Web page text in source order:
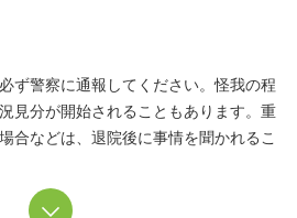
ず警察に通報してください。怪我の程
見分が開始されることもあります。重
合などは、退院後に事情を聞かれるこ